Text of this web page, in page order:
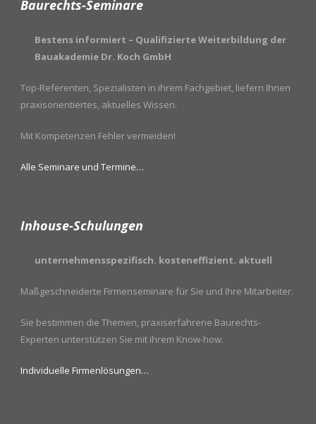
Baurechts-Seminare
Bestens informiert – Qualifizierte Weiterbildung der
Bauakademie Dr. Koch GmbH
Top-Referenten, Spezialisten in ihrem Fachgebiet, liefern Ihnen
praxisorientiertes, aktuelles Wissen.
Mit Kompetenzen Fehler vermeiden!
Alle Seminare und Termine…
Inhouse-Schulungen
unternehmensspezifisch. kosteneffizient. aktuell
Maßgeschneiderte Firmenseminare für Sie und Ihre Mitarbeiter.
Sie bestimmen die Themen, praxiserfahrene Baurechts-
Experten unterstützen Sie mit ihrem Know-how.
Individuelle Firmenlösungen…